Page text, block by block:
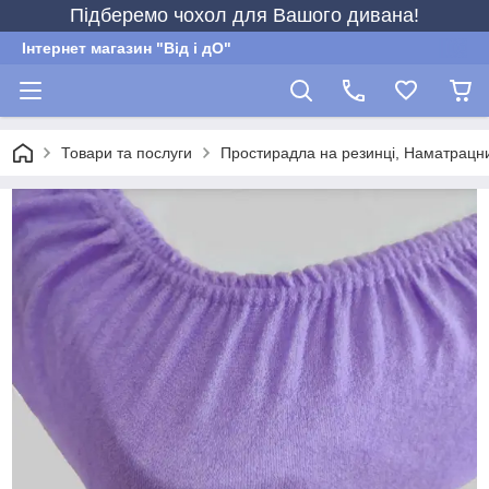
Підберемо чохол для Вашого дивана!
Інтернет магазин "Від і дО"
Товари та послуги Простирадла на резинці,